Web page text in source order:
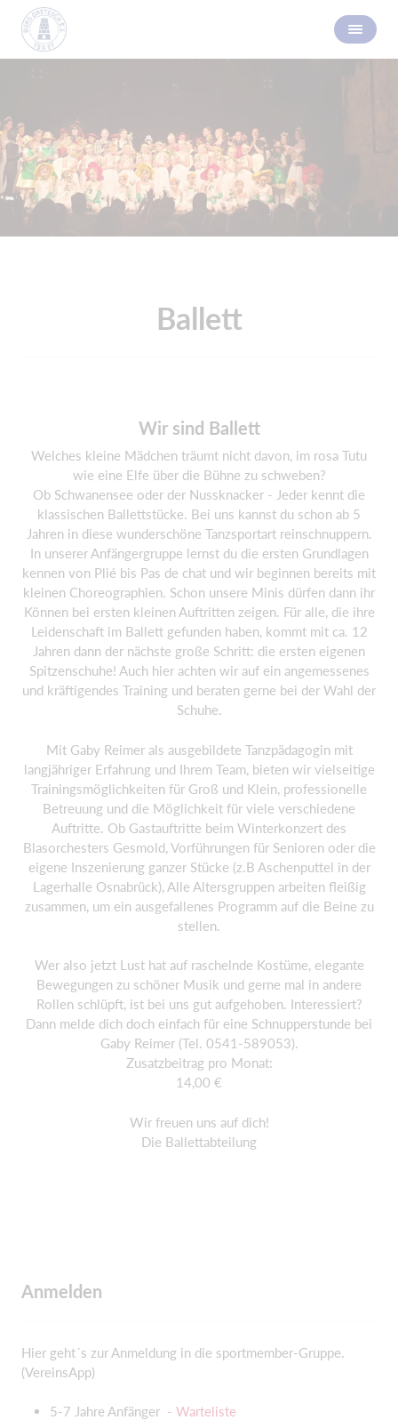
Ballett
Wir sind Ballett
Welches kleine Mädchen träumt nicht davon, im rosa Tutu
wie eine Elfe über die Bühne zu schweben?
Ob Schwanensee oder der Nussknacker - Jeder kennt die
klassischen Ballettstücke. Bei uns kannst du schon ab 5
Jahren in diese wunderschöne Tanzsportart reinschnuppern.
In unserer Anfängergruppe lernst du die ersten Grundlagen
kennen von Plié bis Pas de chat und wir beginnen bereits mit
kleinen Choreographien. Schon unsere Minis dürfen dann ihr
Können bei ersten kleinen Auftritten zeigen. Für alle, die ihre
Leidenschaft im Ballett gefunden haben, kommt mit ca. 12
Jahren dann der nächste große Schritt: die ersten eigenen
Spitzenschuhe! Auch hier achten wir auf ein angemessenes
und kräftigendes Training und beraten gerne bei der Wahl der
Schuhe.
Mit Gaby Reimer als ausgebildete Tanzpädagogin mit
langjähriger Erfahrung und Ihrem Team, bieten wir vielseitige
Trainingsmöglichkeiten für Groß und Klein, professionelle
Betreuung und die Möglichkeit für viele verschiedene
Auftritte. Ob Gastauftritte beim Winterkonzert des
Blasorchesters Gesmold, Vorführungen für Senioren oder die
eigene Inszenierung ganzer Stücke (z.B Aschenputtel in der
Lagerhalle Osnabrück), Alle Altersgruppen arbeiten fleißig
zusammen, um ein ausgefallenes Programm auf die Beine zu
stellen.
Wer also jetzt Lust hat auf raschelnde Kostüme, elegante
Bewegungen zu schöner Musik und gerne mal in andere
Rollen schlüpft, ist bei uns gut aufgehoben. Interessiert?
Dann melde dich doch einfach für eine Schnupperstunde bei
Gaby Reimer (Tel. 0541-589053).
Zusatzbeitrag pro Monat:
14,00 €
Wir freuen uns auf dich!
Die Ballettabteilung
Anmelden
Hier geht´s zur Anmeldung in die sportmember-Gruppe.
(VereinsApp)
5-7 Jahre Anfänger - Warteliste